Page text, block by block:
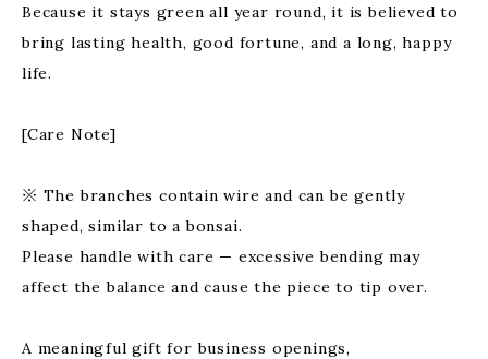
Because it stays green all year round, it is believed to
bring lasting health, good fortune, and a long, happy
life.
[Care Note]
※ The branches contain wire and can be gently
shaped, similar to a bonsai.
Please handle with care — excessive bending may
affect the balance and cause the piece to tip over.
A meaningful gift for business openings,